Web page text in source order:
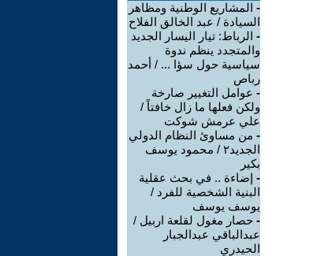
- المشاريع الوطنية ومظاهر
السيادة / عبد الخالق الفلاح
- الرباط: تيار اليسار الجديد
والمتجدد ينظم ندوة
سياسية حول سؤا ... / أحمد
رباص
- عوامل التغيير صارخة
ولكن فعلها ما زال خافتاً /
علي عرمش شوكت
- من مساوئ النظام الدولي
الجديد٢ / محمود يوسف
بكير
- إضاءة .. في بحث عقلية
البنية الشخصية للفرد /
يوسف يوسف
- حصار مغول لقلعة اربيل /
عبدالباقي عبدالجبار
الحيدري